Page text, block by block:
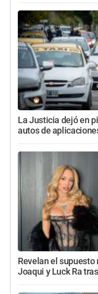
La Justicia dejó en
autos de
Revelan el
Joaqui y Luck Ra